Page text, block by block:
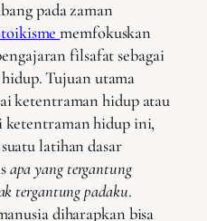
pada zaman
memfokuskan
filsafat sebagai
Tujuan utama
ketentraman hidup atau
ketentraman hidup ini,
latihan dasar
apa yang tergantung
tergantung padaku.
diharapkan bisa